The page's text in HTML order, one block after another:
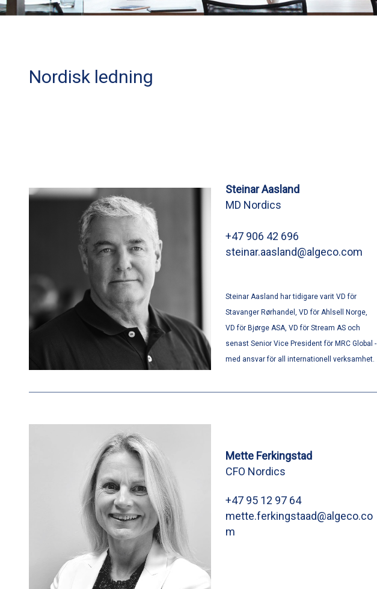
Nordisk ledning
Steinar Aasland
MD Nordics
+47 906 42 696
steinar.aasland@algeco.com
Steinar Aasland har tidigare varit VD för
Stavanger Rørhandel, VD för Ahlsell Norge,
VD för Bjørge ASA, VD för Stream AS och
senast Senior Vice President för MRC Global -
med ansvar för all internationell verksamhet.
Mette Ferkingstad
CFO Nordics
+47 95 12 97 64
mette.ferkingstaad@algeco.co
m